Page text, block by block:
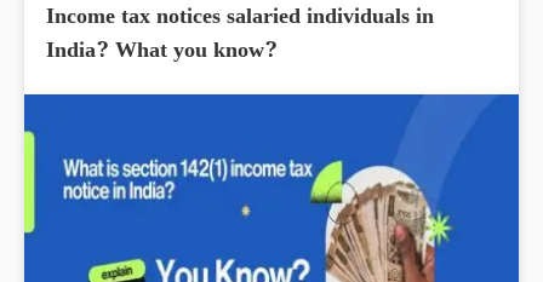
Income tax notices salaried individuals in
India? What you know?